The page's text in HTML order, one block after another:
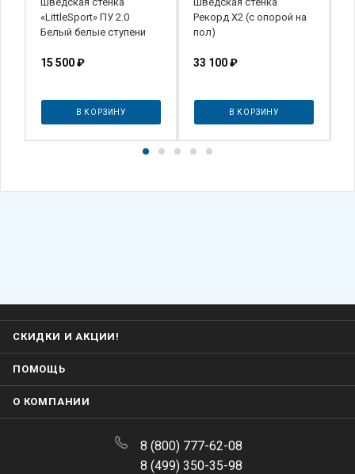
«LittleSport» ПУ 2.0
Белый белые ступени
15 500₽
В КОРЗИНУ
Рекорд X2 (с опорой на
пол)
33 100₽
В КОРЗИНУ
СКИДКИ И АКЦИИ!
ПОМОЩЬ
О КОМПАНИИ
8 (800) 777-62-08
8 (499) 350-35-98